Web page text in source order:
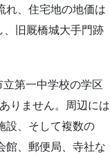
れ、住宅地の地価は
、旧厩橋城大手門跡
第一中学校の学区
りません。周辺には
設、そして複数の
館、郵便局、寺社な